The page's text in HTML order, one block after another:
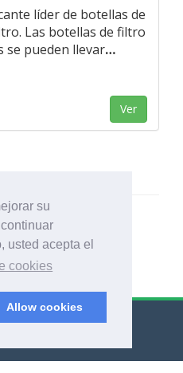
su
usted acepta el
cookies
Allow cookies
líder de botellas de
Las botellas de filtro
se pueden llevar…
Ver